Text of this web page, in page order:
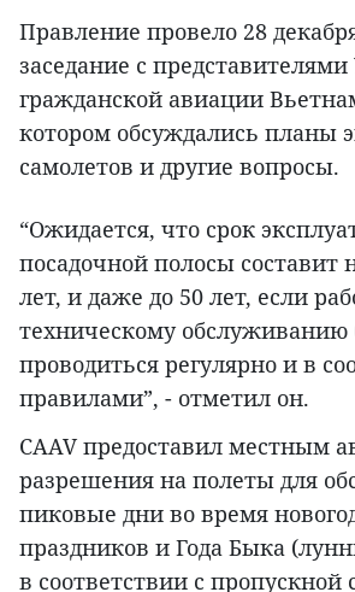
Правление провело 28
заседание с
гражданской авиации
котором обсуждались планы
самолетов и другие вопросы.
“Ожидается, что срок
посадочной полосы составит
лет, и даже до 50 лет, если
техническому обслуживанию
проводиться регулярно и в
правилами”, - отметил он.
CAAV предоставил местным
разрешения на полеты для
пиковые дни во время
праздников и Года Быка
в соответствии с пропускной